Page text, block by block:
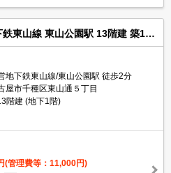
東山線 東山公園駅 13階建 築15年
地下鉄東山線/東山公園駅 徒歩2分
屋市千種区東山通５丁目
階建 (地下1階)
(管理費等：11,000円)